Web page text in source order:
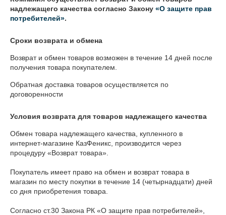
надлежащего качества согласно Закону «О защите прав
потребителей».
Сроки возврата и обмена
Возврат и обмен товаров возможен в течение 14 дней после
получения товара покупателем.
Обратная доставка товаров осуществляется по
договоренности
Условия возврата для товаров надлежащего качества
Обмен товара надлежащего качества, купленного в
интернет-магазине КазФеникс, производится через
процедуру «Возврат товара».
Покупатель имеет право на обмен и возврат товара в
магазин по месту покупки в течение 14 (четырнадцати) дней
со дня приобретения товара.
Согласно ст.30 Закона РК «О защите прав потребителей»,